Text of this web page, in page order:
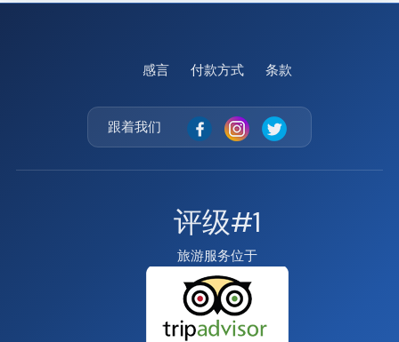
感言 付款方式 条款
跟着我们
评级#1
旅游服务位于